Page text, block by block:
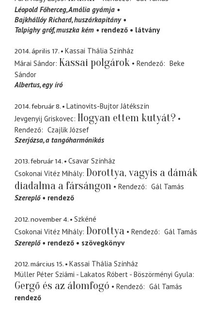
Léopold Főherceg Amália gyámja
Bajkhállóy Richard huszárkapitány
Talpighy gróf muszka kém rendező látvány
2014. április 17.
Kassai Thália Színház
Márai Sándor Kassai polgárok Rendező
Beke
Sándor
Albertus egy író
2014. február 8.
Latinovits-Bujtor Játékszín
Jevgenyij Griskovec Hogyan ettem kutyát?
Rendező
Czajlik József
Szerjózsa a tangóharmónikás
2013. február 14.
Csavar Színház
Csokonai Vitéz Mihály Dorottya, vagyis a dámák
diadalma a fársángon
Rendező
Gál Tamás
Szereplő
rendező
2012. november 4.
Szkéné
Csokonai Vitéz Mihály Dorottya Rendező
Gál Tamás
Szereplő
rendező szövegkönyv
2012. március 15.
Kassai Thália Színház
Müller Péter Sziámi - Lakatos Róbert - Böszörményi Gyula
Gergő és az álomfogó Rendező
Gál Tamás
rendező